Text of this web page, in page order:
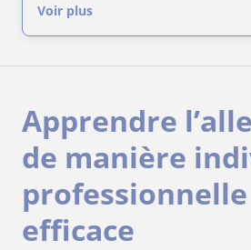
Voir plus
Apprendre
de manière
efficace